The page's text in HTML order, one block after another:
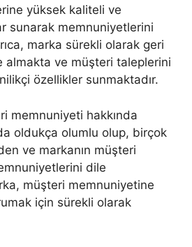
yüksek kaliteli ve
sunarak memnuniyetlerini
marka sürekli olarak geri
almakta ve müşteri taleplerini
özellikler sunmaktadır.
memnuniyeti hakkında
oldukça olumlu olup, birçok
ve markanın müşteri
dile
müşteri memnuniyetine
için sürekli olarak